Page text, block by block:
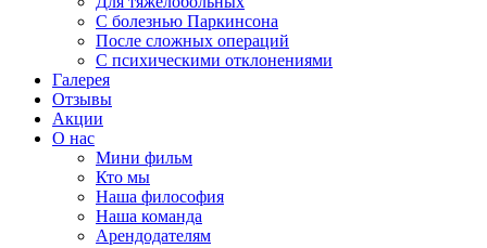
С болезнью Паркинсона
После сложных операций
С психическими отклонениями
Галерея
Отзывы
Акции
О нас
Мини фильм
Кто мы
Наша философия
Наша команда
Арендодателям